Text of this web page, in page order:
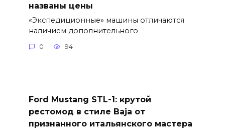
названы цены
«Экспедиционные» машины отличаются
наличием дополнительного
0 94
Ford Mustang STL-1: крутой
рестомод в стиле Baja от
признанного итальянского мастера